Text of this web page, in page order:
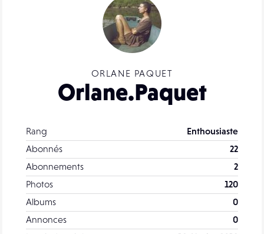
ORLANE PAQUET
Orlane.Paquet
Rang
Enthousiaste
Abonnés
22
Abonnements
2
Photos
120
Albums
0
Annonces
0